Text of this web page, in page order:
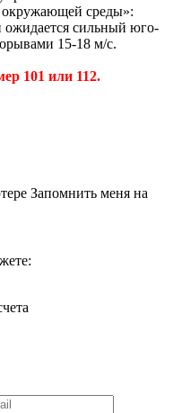
окружающей среды»:
ожидается сильный юго-
15-18 м/с.
101 или 112.
Запомнить меня на